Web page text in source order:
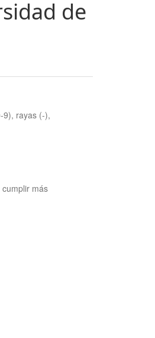
de
9), rayas (-),
más